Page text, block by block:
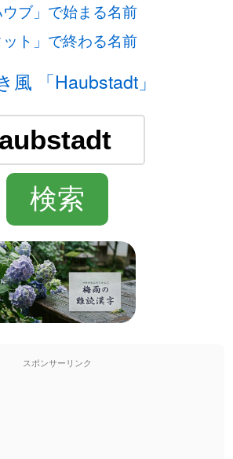
ウブ」で始まる名前
ット」で終わる名前
風 「Haubstadt」
スポンサーリンク